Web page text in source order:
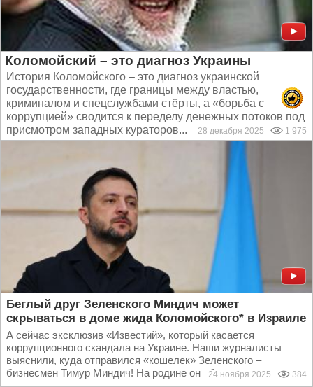
Коломойский – это диагноз Украины
История Коломойского – это диагноз украинской
государственности, где границы между властью,
криминалом и спецслужбами стёрты, а «борьба с
коррупцией» сводится к переделу денежных потоков под
присмотром западных кураторов...
28 декабря 2025 1 975
Беглый друг Зеленского Миндич может
скрываться в доме жида Коломойского* в Израиле
А сейчас эксклюзив «Известий», который касается
коррупционного скандала на Украине. Наши журналисты
выяснили, куда отправился «кошелек» Зеленского –
бизнесмен Тимур Миндич! На родине он объявлен в розыск...
24 ноября 2025 384